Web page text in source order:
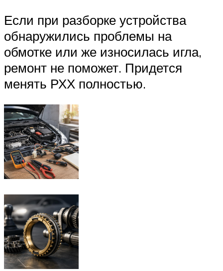
Если при разборке устройства
обнаружились проблемы на
обмотке или же износилась игла,
ремонт не поможет. Придется
менять РХХ полностью.